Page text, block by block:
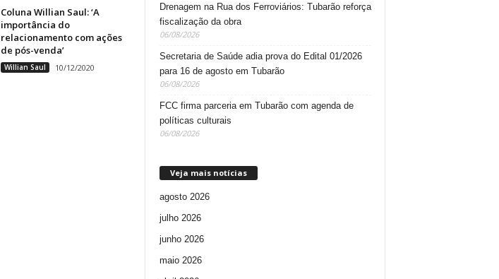
Coluna Willian Saul: ‘A
importância do
relacionamento com ações
de pós-venda’
Willian Saul 10/12/2020
Drenagem na Rua dos Ferroviários: Tubarão reforça
fiscalização da obra
06/08/2026
Secretaria de Saúde adia prova do Edital 01/2026
para 16 de agosto em Tubarão
06/08/2026
FCC firma parceria em Tubarão com agenda de
políticas culturais
06/08/2026
Veja mais notícias
agosto 2026
julho 2026
junho 2026
maio 2026